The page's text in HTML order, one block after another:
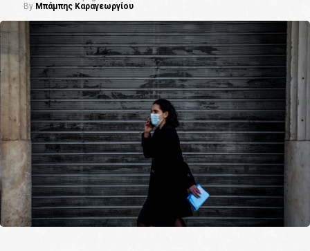
By Μπάμπης Καραγεωργίου